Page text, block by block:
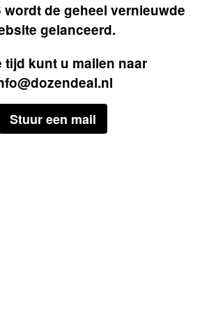
wordt de geheel vernieuwde
gelanceerd.
tijd kunt u mailen naar
Stuur een mail